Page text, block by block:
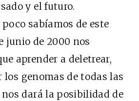
y el futuro.
sabíamos de este
junio de 2000 nos
aprender a deletrear,
los genomas de todas las
dará la posibilidad de